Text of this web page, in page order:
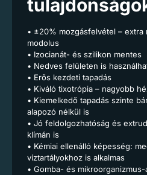
• ±20% mozgásfelvétel – extra
modolus
• Izocianát- és szilikon mentes
• Nedves felületen is
• Erős kezdeti tapadás
• Kiváló tixotrópia – nagyobb
• Kiemelkedő tapadás szinte
alapozó nélkül is
• Jó feldolgozhatóság és
klímán is
• Kémiai ellenálló képesség:
víztartályokhoz is alkalmas
• Gomba- és mikroorganizmus-